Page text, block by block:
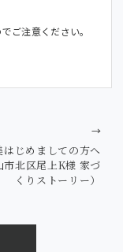
ご注意ください。
はじめましての方へ
北区尾上K様 家づ
くりストーリー）
→